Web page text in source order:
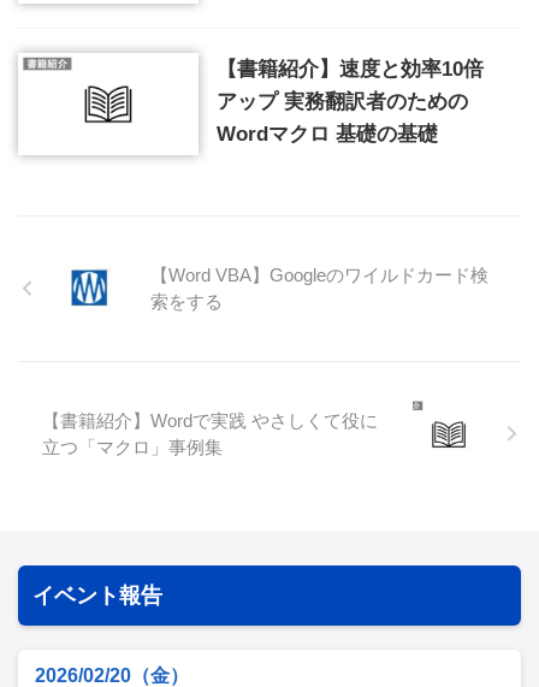
【書籍紹介】速度と効率10倍
アップ 実務翻訳者のための
Wordマクロ 基礎の基礎
【Word VBA】Googleのワイルドカード検
索をする
【書籍紹介】Wordで実践 やさしくて役に
立つ「マクロ」事例集
イベント報告
2026/02/20（金）